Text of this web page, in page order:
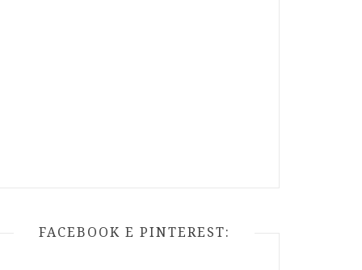
FACEBOOK E PINTEREST: